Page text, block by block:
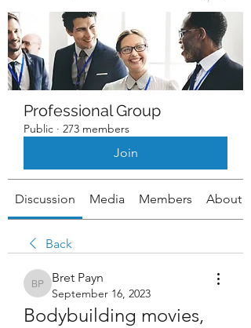
Professional Group
Public · 273 members
Join
Discussion Media Members About
Back
Bret Payn
Bret Payn
September 16, 2023
Bodybuilding movies,